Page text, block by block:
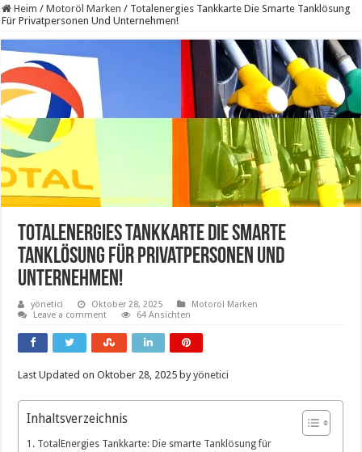
Heim / Motoröl Marken / Totalenergies Tankkarte Die Smarte Tanklösung
Für Privatpersonen Und Unternehmen!
Totalenergies Tankkarte Die Smarte
Tanklösung Für Privatpersonen Und
Unternehmen!
yönetici Oktober 28, 2025
Motoröl Marken
Leave a comment
64 Ansichten
Last Updated on Oktober 28, 2025 byyönetici
Inhaltsverzeichnis
TotalEnergies Tankkarte: Die smarte Tanklösung für